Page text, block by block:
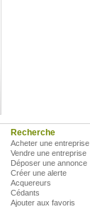
Recherche
Acheter une entreprise
Vendre une entreprise
Déposer une annonce
Créer une alerte
Acquereurs
Cédants
Ajouter aux favoris